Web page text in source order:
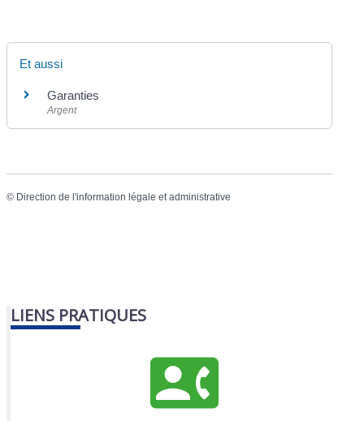
Et aussi
Garanties
Argent
© Direction de l'information légale et administrative
LIENS PRATIQUES